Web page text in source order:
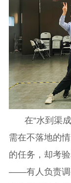
在“水到渠
需在不落地的
的任务，却考
——有人负责调